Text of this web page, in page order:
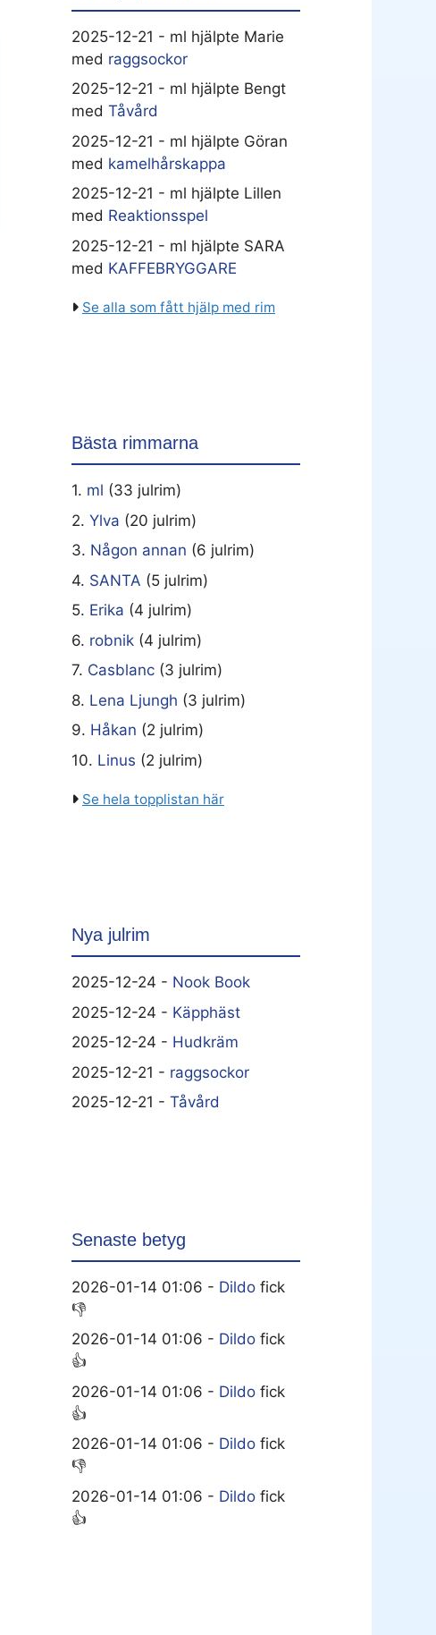
2025-12-21 - ml hjälpte Marie
med raggsockor
2025-12-21 - ml hjälpte Bengt
med Tåvård
2025-12-21 - ml hjälpte Göran
med kamelhårskappa
2025-12-21 - ml hjälpte Lillen
med Reaktionsspel
2025-12-21 - ml hjälpte SARA
med KAFFEBRYGGARE
Se alla som fått hjälp med rim
Bästa rimmarna
1. ml (33 julrim)
2. Ylva (20 julrim)
3. Någon annan (6 julrim)
4. SANTA (5 julrim)
5. Erika (4 julrim)
6. robnik (4 julrim)
7. Casblanc (3 julrim)
8. Lena Ljungh (3 julrim)
9. Håkan (2 julrim)
10. Linus (2 julrim)
Se hela topplistan här
Nya julrim
2025-12-24 - Nook Book
2025-12-24 - Käpphäst
2025-12-24 - Hudkräm
2025-12-21 - raggsockor
2025-12-21 - Tåvård
Senaste betyg
2026-01-14 01:06 - Dildo fick
👎
2026-01-14 01:06 - Dildo fick
👍
2026-01-14 01:06 - Dildo fick
👍
2026-01-14 01:06 - Dildo fick
👎
2026-01-14 01:06 - Dildo fick
👍